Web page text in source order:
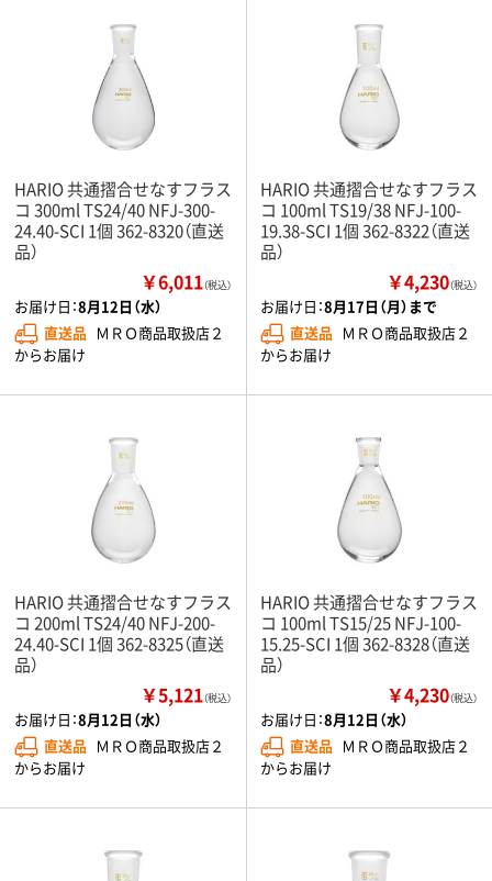
HARIO 共通摺合せなすフラス
コ 300ml TS24/40 NFJ-300-
24.40-SCI 1個 362-8320（直送
品）
￥6,011（税込）
お届け日：8月12日（水）
直送品 ＭＲＯ商品取扱店２
からお届け
HARIO 共通摺合せなすフラス
コ 100ml TS19/38 NFJ-100-
19.38-SCI 1個 362-8322（直送
品）
￥4,230（税込）
お届け日：8月17日（月）まで
直送品 ＭＲＯ商品取扱店２
からお届け
HARIO 共通摺合せなすフラス
コ 200ml TS24/40 NFJ-200-
24.40-SCI 1個 362-8325（直送
品）
￥5,121（税込）
お届け日：8月12日（水）
直送品 ＭＲＯ商品取扱店２
からお届け
HARIO 共通摺合せなすフラス
コ 100ml TS15/25 NFJ-100-
15.25-SCI 1個 362-8328（直送
品）
￥4,230（税込）
お届け日：8月12日（水）
直送品 ＭＲＯ商品取扱店２
からお届け